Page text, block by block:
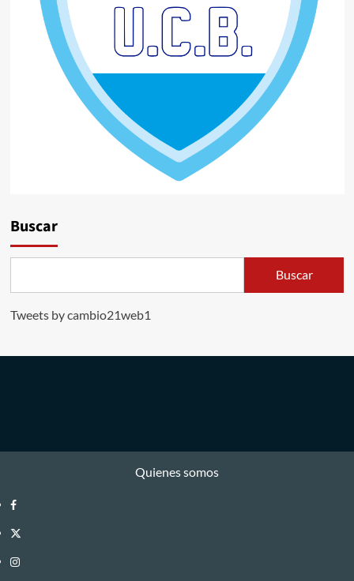
Buscar
Buscar
Tweets by cambio21web1
Quienes somos
Facebook
Twitter
Instagram